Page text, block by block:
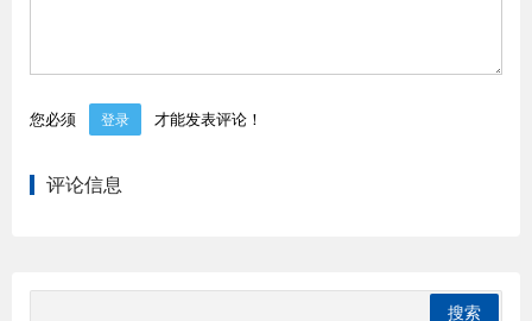
您必须 登录 才能发表评论！
评论信息